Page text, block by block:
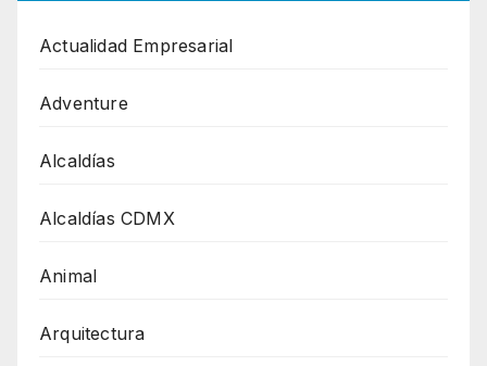
Actualidad Empresarial
Adventure
Alcaldías
Alcaldías CDMX
Animal
Arquitectura